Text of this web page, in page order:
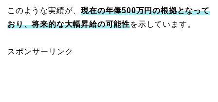
このような実績が、現在の年俸500万円の根拠となって
おり、将来的な大幅昇給の可能性を示しています。
スポンサーリンク